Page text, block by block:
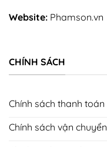
Website: Phamson.vn
CHÍNH SÁCH
Chính sách thanh toán
Chính sách vận chuyển